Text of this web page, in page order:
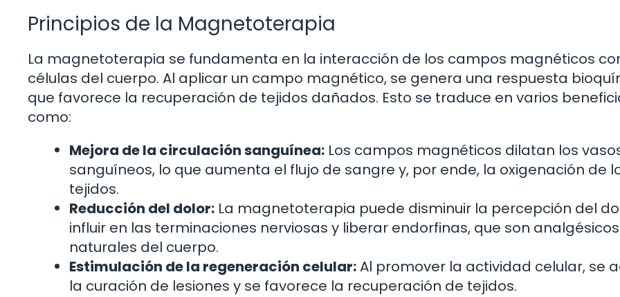
Principios de la Magnetoterapia
La magnetoterapia se fundamenta en la interacción de los campos magnéticos
células del cuerpo. Al aplicar un campo magnético, se genera una respuesta
que favorece la recuperación de tejidos dañados. Esto se traduce en varios
como:
Mejora de la circulación sanguínea: Los campos magnéticos dilatan los
sanguíneos, lo que aumenta el flujo de sangre y, por ende, la oxigenación de
tejidos.
Reducción del dolor: La magnetoterapia puede disminuir la percepción del
influir en las terminaciones nerviosas y liberar endorfinas, que son analgésicos
naturales del cuerpo.
Estimulación de la regeneración celular:Al promover la actividad celular, se
la curación de lesiones y se favorece la recuperación de tejidos.